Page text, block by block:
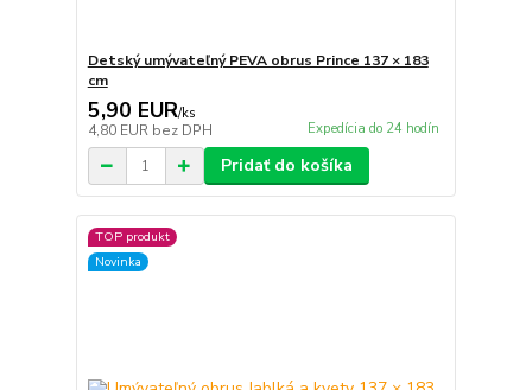
Detský umývateľný PEVA obrus Prince 137 × 183
cm
5,90 EUR/ks
4,80 EUR bez DPH Expedícia do 24 hodín
Pridať do košíka
TOP produkt
Novinka